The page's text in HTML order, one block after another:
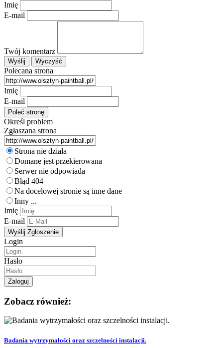
Imię
E-mail
Twój komentarz
Polecana strona
Imię
E-mail
Określ problem
Zgłaszana strona
Strona nie działa
Domane jest przekierowana
Serwer nie odpowiada
Błąd 404
Na docelowej stronie są inne dane
Inny ...
Imię
E-mail
Login
Hasło
Zobacz również:
Badania wytrzymałości oraz szczelności instalacji.